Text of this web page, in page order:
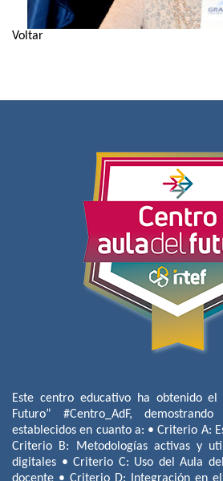
Voltar
Este centro educativo ha obtenido el
Futuro” #Centro_AdF,
establecidos en cuanto a: • Criterio A:
Criterio B: Metodologías activas y
digitales • Criterio C: Uso del Aula